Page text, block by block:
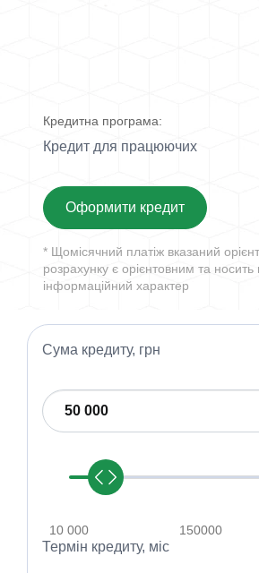
Кредитна програма:
Кредит для працюючих
Оформити кредит
* Щомісячний платіж вказаний
розрахунку є орієнтовним та
інформаційний характер
Сума кредиту, грн
10 000 150000
Термін кредиту, мic